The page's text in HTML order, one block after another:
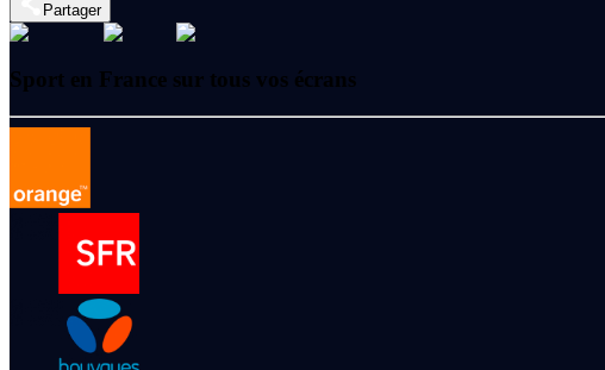
Partager
Sport en France sur tous vos écrans